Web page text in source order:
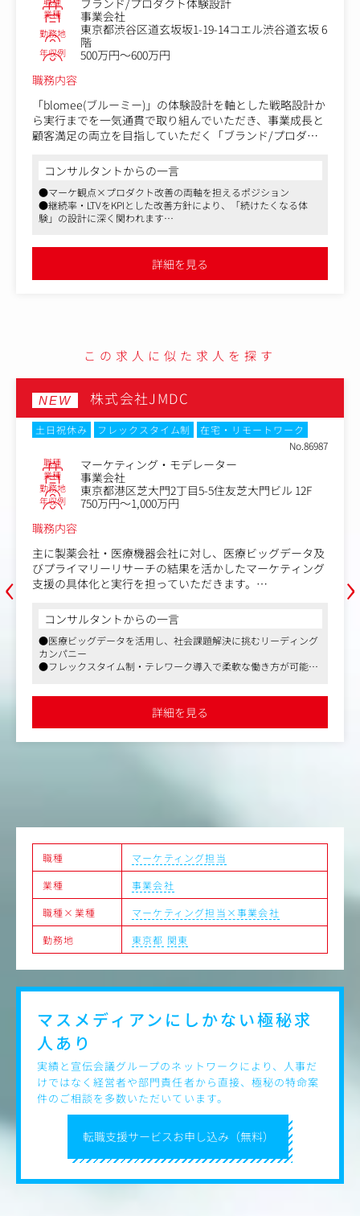
ブランド/プロダクト体験設計
業種 事業会社
勤務地
東京都渋谷区道玄坂坂1-19-14コエル渋谷道玄坂 6
階
年収例
500万円～600万円
職務内容
「blomee(ブルーミー)」の体験設計を軸とした戦略設計か
ら実行までを一気通貫で取り組んでいただき、事業成長と
顧客満足の両立を目指していただく「ブランド/プロダク
「ブランド/プロダクト全体での体験価値を高めたい」
「より上流の事業戦略の設計からチャレンジしていきた
い」といった想いをお持ちの方にぴったりのポジションで
す。
消耗品ではない感情便益の商材だからこそ、ニーズ/市場
拡張の可能性を秘めており、業界/市場に自らインパクト
■具体的な業務内容
・中長期のプロダクトKGI / 短期KPIの設計
・SQL / GA / Amplitude等のツールを用いたデータ分析～
仮説立案
・ユーザーヒアリングによる仮説強化
・4P（「Product」「Price」「Promotion」「Place」）
全てを横断した施策立案
・継続率 / LTV向上を目的とした施策の事業インパクトの
測定と施策実行
・ロイヤリティ向上を目的としたCRM施策の企画・設計・
・デザイナー / エンジニアとの連携によるクリエイティブ
ディレクションやUI/UX改善
■いまユーザーライクに参画するメリット
・花のプロダクトにこだわることなく、「ユーザーさん
・累計35万世帯の会員数まで伸ばしてきたナレッジと圧倒
的な打席数で最速のスキルアップができる成長環境。
・領域が分断されることなく裁量を持ってチャレンジでき
る体制（現在プロダクトチームは2名体制）。
コンサルタントからの一言
●マーケ観点×プロダクト改善の両軸を担えるポジション
●継続率・LTVをKPIとした改善方針により、「続けたくなる体
験」の設計に深く関われます
詳細を見る
この求人に似た求人を探す
‹
NEW 株式会社JMDC
土日祝休み フレックスタイム制
在宅・リモートワーク
No.86987
職種 マーケティング・モデレーター
業種 事業会社
勤務地 東京都港区芝大門2丁目5-5住友芝大門ビル 12F
年収例
750万円～1,000万円
職務内容
主に製薬会社・医療機器会社に対し、医療ビッグデータ及
びプライマリーリサーチの結果を活かしたマーケティング
支援の具体化と実行を担っていただきます。
【具体的な業務内容】
・医師・患者を対象とした定性調査（インタビュー）の企
画設計・モデレーター
・リサーチ結果に基づくインサイト抽出および報告書作成
・医療ビッグデータ（レセプトデータ等）を活用した定性
・プロジェクトマネジメント
コンサルタントからの一言
●医療ビッグデータを活用し、社会課題解決に挑むリーディング
カンパニー
●フレックスタイム制・テレワーク導入で柔軟な働き方が可能
詳細を見る
›
職種
マーケティング担当
業種
事業会社
職種×業種
マーケティング担当×事業会社
勤務地
東京都 関東
転職支援サービスお申し込み（無料）
マスメディアンにしかない極秘求
人あり
実績と宣伝会議グループのネットワークにより、人事だ
けではなく経営者や部門責任者から直接、極秘の特命案
件のご相談を多数いただいています。